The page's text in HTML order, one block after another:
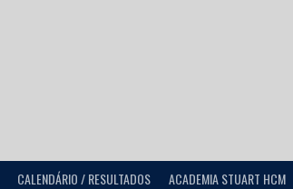
CALENDÁRIO / RESULTADOS ACADEMIA STUART HCM